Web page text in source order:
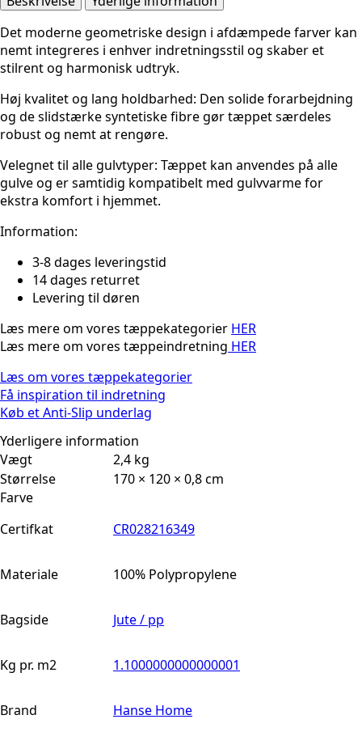
Det moderne geometriske design i afdæmpede farver kan
nemt integreres i enhver indretningsstil og skaber et
stilrent og harmonisk udtryk.
Høj kvalitet og lang holdbarhed: Den solide forarbejdning
og de slidstærke syntetiske fibre gør tæppet særdeles
robust og nemt at rengøre.
Velegnet til alle gulvtyper: Tæppet kan anvendes på alle
gulve og er samtidig kompatibelt med gulvvarme for
ekstra komfort i hjemmet.
Information:
3-8 dages leveringstid
14 dages returret
Levering til døren
Læs mere om vores tæppekategorier HER
Læs mere om vores tæppeindretning HER
Læs om vores tæppekategorier
Få inspiration til indretning
Køb et Anti-Slip underlag
Yderligere information
Vægt
2,4 kg
Størrelse
170 × 120 × 0,8 cm
Farve
Certifkat
CR028216349
Materiale 100% Polypropylene
Bagside Jute / pp
Kg pr. m2 1.1000000000000001
Brand Hanse Home